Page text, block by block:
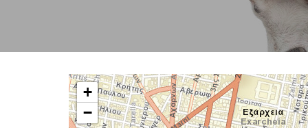
+
−